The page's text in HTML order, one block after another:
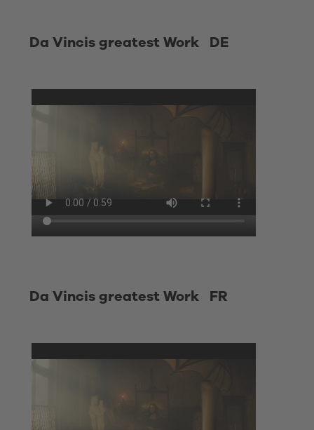
Da Vincis greatest Work DE
Da Vincis greatest Work FR